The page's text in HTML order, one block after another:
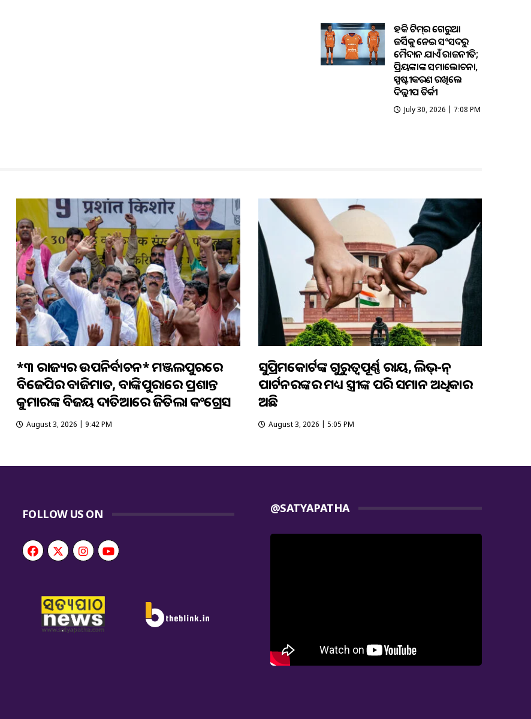
ହକି ଟିମ୍‌ର ଗେରୁଆ
ଜର୍ସିକୁ ନେଇ ସଂସଦରୁ
ମୈଦାନ ଯାଏଁ ରାଜନୀତି;
ପ୍ରିୟଙ୍କାଙ୍କ ସମାଲୋଚନା,
ସ୍ପଷ୍ଟୀକରଣ ରଖିଲେ
ଦିଲ୍ଲୀପ ତିର୍କୀ
July 30, 2026 | 7:08 PM
*୩ ରାଜ୍ୟର ଉପନିର୍ବାଚନ* ମଞ୍ଜଲପୁରରେ
ବିଜେପିର ବାଜିମାତ, ବାଙ୍କିପୁରାରେ ପ୍ରଶାନ୍ତ
କୁମାରଙ୍କ ବିଜୟ ଦାତିଆରେ ଜିତିଲା କଂଗ୍ରେସ
August 3, 2026 | 9:42 PM
ସୁପ୍ରିମକୋର୍ଟଙ୍କ ଗୁରୁତ୍ୱପୂର୍ଣ୍ଣ ରାୟ, ଲିଭ୍-ଇନ୍
ପାର୍ଟନରଙ୍କର ମଧ୍ୟ ସ୍ତ୍ରୀଙ୍କ ପରି ସମାନ ଅଧିକାର
ଅଛି
August 3, 2026 | 5:05 PM
FOLLOW US ON @SATYAPATHA